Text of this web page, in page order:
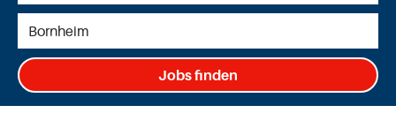
Jobs finden